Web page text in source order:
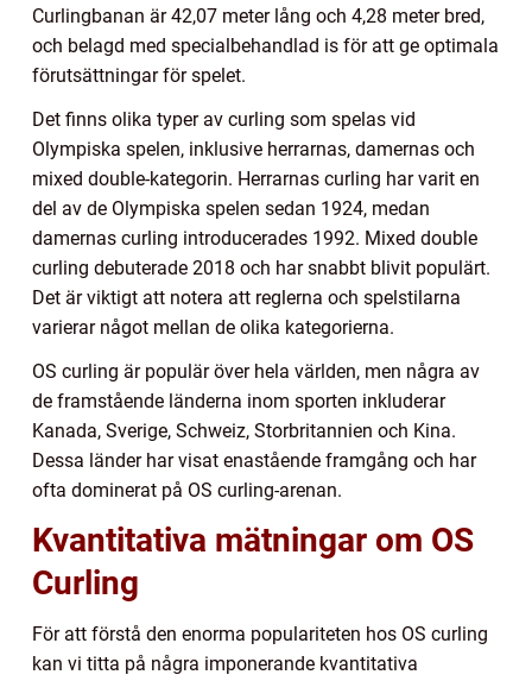
Curlingbanan är 42,07 meter lång och 4,28 meter bred,
och belagd med specialbehandlad is för att ge optimala
förutsättningar för spelet.
Det finns olika typer av curling som spelas vid
Olympiska spelen, inklusive herrarnas, damernas och
mixed double-kategorin. Herrarnas curling har varit en
del av de Olympiska spelen sedan 1924, medan
damernas curling introducerades 1992. Mixed double
curling debuterade 2018 och har snabbt blivit populärt.
Det är viktigt att notera att reglerna och spelstilarna
varierar något mellan de olika kategorierna.
OS curling är populär över hela världen, men några av
de framstående länderna inom sporten inkluderar
Kanada, Sverige, Schweiz, Storbritannien och Kina.
Dessa länder har visat enastående framgång och har
ofta dominerat på OS curling-arenan.
Kvantitativa mätningar om OS
Curling
För att förstå den enorma populariteten hos OS curling
kan vi titta på några imponerande kvantitativa